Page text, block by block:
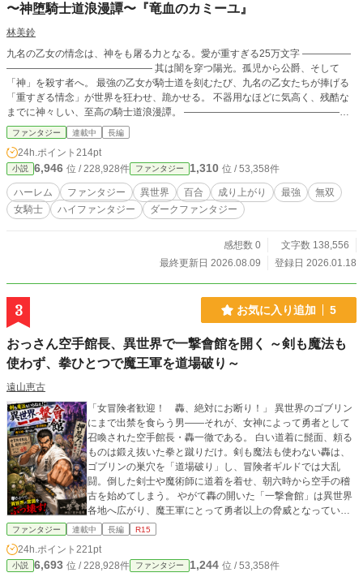
〜神堕騎士道浪漫譚〜『竜血のカミーユ』
林美鈴
九名の乙女の情念は、神をも屠る力となる。愛が重すぎる25万文字 ―――――
――――――――――――――― 其は闇を穿つ陽光。孤児から公爵、そして
「神」を殺す者へ。 最強の乙女が騎士道を刻むたび、九名の乙女たちが捧げる
「重すぎる情念」が世界を狂わせ、跪かせる。 不器用なほどに気高く、残酷な
までに神々しい、至高の騎士道浪漫譚。 ―――――――――――――――――
――― 吟遊詩人はリュートを爪弾き、伝説の幕を開ける。 【さあ、聴くが良
い。気高き騎士、カミーユ・ロランの叙事詩を】 「仰ぎ見るは、天を埋め尽く
す黒き軍勢。夕刻の陽光を透かす金髪をなびかせ、カミーユ卿は返り血を真紅の
花びらの如く纏い、独り、剣を掲げる。背後には震える民と、彼女を仰ぎ見る乙
女たち」 「その掌に宿りしは、あらゆる傷を白光で癒やす『慈愛の力』。そし
てその内側で脈打つは、一矢で竜の心臓を射貫き、万軍を灰燼に帰す『竜の
血』」 「己を律し、暴走する獣を慈愛の鎖で繋ぎ止め、鉄の意志で聖なる力へ
くための気高き決意であった」 ――――――――――――――――――――
「だが、知るが良い。彼女が騎士道を一歩踏みしめるたび、その歩みの跡には、
絆を紡ぐ妻エトナに、幼く愛らしい妻ロザリア。隣にいることを涙ながらに願う
王女アナスタシアに、主人の孤独に唯一気づき寄り添う盲信の従者フローラ。そ
して、冷徹に実務を支える相棒ユマ」 「さらに、後見人にして愛人である侯爵
サラ、神都で救われし竜の巫女カリン、彼女を愛人と共に導く騎士クラリス。そ
して――最強を共有する唯一の理解者、姉シド・クオン」 「彼女に救われ、そ
の神々しさに焼かれた者たちは、もはや愛を通り越し、狂信という名の『重すぎ
さえも、彼女一人の色へと塗り替わっていくのだ」 【吟遊詩人はつま弾く。其
は神を殺し、神へ堕ちる、至高の騎士道浪漫譚】 ―――――――――――――
―――――――
ファンタジー 連載中 長編
24h.ポイント 214pt
小説 6,946 位 / 228,928件 ファンタジー 1,310 位 / 53,358件
ハーレム ファンタジー 異世界 百合 成り上がり 最強
無双
女騎士
ハイファンタジー ダークファンタジー
感想数 0
文字数 138,556
最終更新日 2026.08.09
登録日 2026.01.18
3 お気に入り追加 5
おっさん空手館長、異世界で一撃會館を開く ～剣も魔法も
使わず、拳ひとつで魔王軍を道場破り～
遠山恵古
「女冒険者歓迎！ 轟、絶対にお断り！」 異世界のゴブリン
にまで出禁を食らう男――それが、女神によって勇者として
召喚された空手館長・轟一徹である。 白い道着に髭面、頼る
ものは鍛え抜いた拳と蹴りだけ。剣も魔法も使わない轟は、
ゴブリンの巣穴を「道場破り」し、冒険者ギルドでは大乱
闘。倒した剣士や魔術師に道着を着せ、朝六時から空手の稽
古を始めてしまう。 やがて轟の開いた「一撃會館」は異世界
各地へ広がり、魔王軍にとって勇者以上の脅威となってい
く。ヴァンパイアも魔女も魔王軍四天王も、館長にかかれば
に、数千人の弟子を引き連れ、魔王城へ殴り込み！ 常識外れ
で喧嘩っ早い。けれど武道家としての筋だけは絶対に曲げな
ファンタジー 連載中 長編 R15
24h.ポイント 221pt
小説 6,693 位 / 228,928件 ファンタジー 1,244 位 / 53,358件